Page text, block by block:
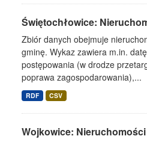
Świętochłowice:
Zbiór danych obejmuje
gminę. Wykaz zawiera m.in.
postępowania (w drodze
poprawa zagospodarowania),...
RDF CSV
Wojkowice: